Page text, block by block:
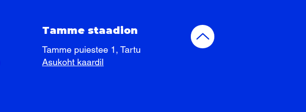
Tamme staadion
Tamme puiestee 1, Tartu
Asukoht kaardil